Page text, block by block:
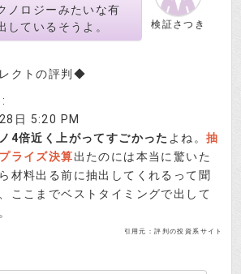
検証さつき
ノロジーみたいな有
しているそうよ。
クトの評判◆
日 5:20 PM
4倍近く上がってすごかった よね。抽
ライズ決算出たのには本当に驚いた
材料出る前に抽出してくれるって聞
ここまでベストタイミングで出して
引用元：評判の投資系サイト